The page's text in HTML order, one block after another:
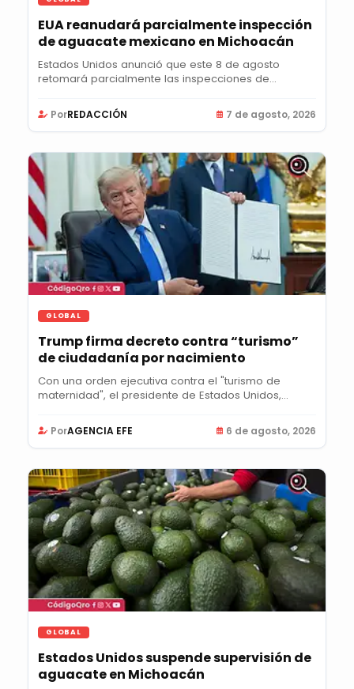
EUA reanudará parcialmente inspección
de aguacate mexicano en Michoacán
Estados Unidos anunció que este 8 de agosto
retomará parcialmente las inspecciones de
PorREDACCIÓN 7 de agosto, 2026
GLOBAL
Trump firma decreto contra “turismo”
de ciudadanía por nacimiento
Con una orden ejecutiva contra el "turismo de
maternidad", el presidente de Estados Unidos,
PorAGENCIA EFE 6 de agosto, 2026
GLOBAL
Estados Unidos suspende supervisión de
aguacate en Michoacán